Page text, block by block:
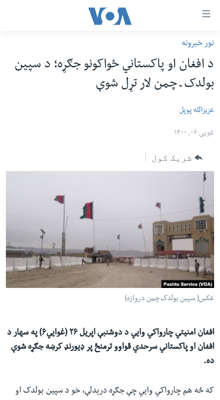
رسي
وړ
اتصالات
متن
عمومي
لاړ
شئ
لټون
ځای
ته
لاړ
شئ
افغانستان
سیمه
امریکا
ځوانان
د بیان ازادي
روغتیا
سرمقاله
له مونږ سره په تماس کې پاتې شئ
ژبې
نور خبرونه
د افغان او پاکستاني ځواکونو جګړه؛ د سپین
بولدک ـ چمن لار تړل شوې
عزیزالله پوپل
غویی ۰۶, ۱۴۰۰
شریک کول
عکس( سپین بولدک چمن دروازه)
افغان امنیتي چارواکي وایي د دوشنبې اپریل ۲۶ (غوايي۶) په سهار د
افغان او پاکستاني سرحدي قواوو ترمنځ پر ډيورنډ کرښه جګړه شوې
ده.
که څه هم چارواکي وايي چې جګړه درېدلې، خو د سپین بولدک او